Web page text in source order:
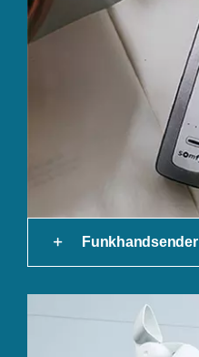
Funkhandsender